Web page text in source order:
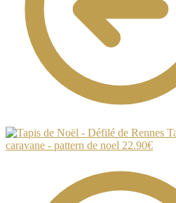
caravane - pattern de noel 22.90€